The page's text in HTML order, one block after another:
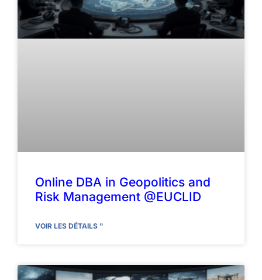
Online DBA in Geopolitics and
Risk Management @EUCLID
VOIR LES DÉTAILS "